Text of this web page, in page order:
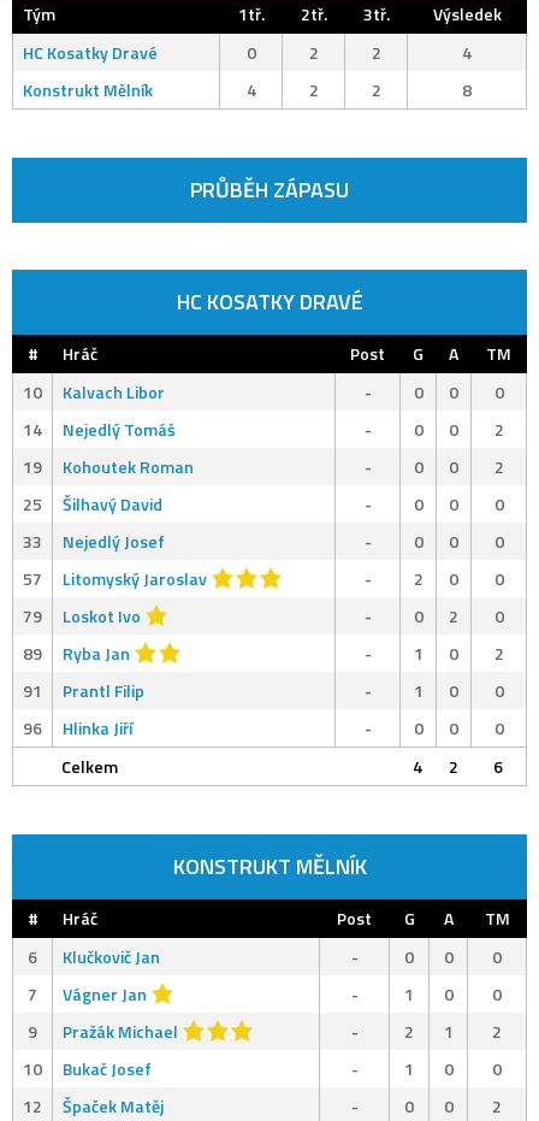
Tým 1tř. 2tř. 3tř.
Výsledek
HC Kosatky Dravé
0 2 2
4
Konstrukt Mělník
4 2 2 8
PRŮBĚH ZÁPASU
HC KOSATKY DRAVÉ
# Hráč Post G A
TM
10
Kalvach Libor - 0 0
0
14
Nejedlý Tomáš - 0 0
2
19
Kohoutek Roman - 0 0
2
25
Šilhavý David - 0 0
0
33
Nejedlý Josef - 0 0
0
57
Litomyský Jaroslav - 2 0
0
79
Loskot Ivo - 0 2
0
89
Ryba Jan - 1 0
2
91
Prantl Filip - 1 0
0
96
Hlinka Jiří - 0 0
0
Celkem
4 2 6
KONSTRUKT MĚLNÍK
# Hráč Post G A
TM
6
Klučkovič Jan - 0 0
0
7
Vágner Jan - 1 0
0
9
Pražák Michael - 2 1
2
10
Bukač Josef - 1 0
0
12
Špaček Matěj - 0 0 2